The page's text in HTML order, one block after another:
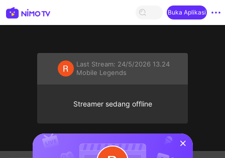
Buka Aplikasi
Last Stream: 24/5/2026 13.24
Mobile Legends
Streamer sedang offline
sentinelStart